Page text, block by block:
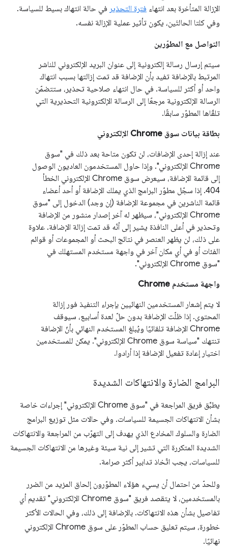
الإزالة المتأخرة بعد انتهاء فترة التحذير في حالة انتهاك بسيط للسياسة.
وفي كلتا الحالتَين، يكون تأثير عملية الإزالة نفسه.
التواصل مع المطوّرين
سيتم إرسال رسالة إلكترونية إلى عنوان البريد الإلكتروني للناشر
المرتبط بالإضافة تفيد بأن الإضافة قد تمت إزالتها بسبب انتهاك
واحد أو أكثر للسياسة. في حال انتهاء صلاحية تحذير، ستتضمّن
الرسالة الإلكترونية مرجعًا إلى الرسالة الإلكترونية التحذيرية التي
تلقّاها المطوّر سابقًا.
بطاقة بيانات سوق Chrome الإلكتروني
عند إزالة إحدى الإضافات، لن تكون متاحة بعد ذلك في "سوق
Chrome الإلكتروني". وإذا حاول المستخدمون العاديون الوصول
إلى قائمة الإضافة، سيعرض سوق Chrome الإلكتروني الخطأ
404. إذا سجّل مطوّر البرامج الذي يملك الإضافة أو أحد أعضاء
قائمة الناشرين في مجموعة الإضافة (إن وجد) الدخول إلى "سوق
Chrome الإلكتروني"، سيظهر له آخر إصدار منشور من الإضافة
وتحذير في أعلى النافذة يشير إلى أنّه قد تمت إزالة الإضافة. علاوة
على ذلك، لن يظهر العنصر في نتائج البحث أو المجموعات أو قوائم
الفئات أو في أي مكان آخر في واجهة مستخدم المستهلك في
"سوق Chrome الإلكتروني".
واجهة مستخدم Chrome
لا يتم إشعار المستخدمين النهائيين بإجراء التنفيذ فور إزالة
المحتوى. إذا ظلّت الإضافة بدون حلّ لعدة أسابيع، سيوقف
Chrome الإضافة تلقائيًا ويُبلغ المستخدم النهائي بأنّ الإضافة
تنتهك "سياسة سوق Chrome الإلكتروني". يمكن للمستخدمين
اختيار إعادة تفعيل الإضافة إذا أرادوا.
البرامج الضارة والانتهاكات الشديدة
يطبِّق فريق المراجعة في "سوق Chrome الإلكتروني" إجراءات خاصة
بشأن الانتهاكات الجسيمة للسياسات. وفي حالات مثل توزيع البرامج
الضارة والسلوك المخادع الذي يهدف إلى التهرّب من المراجعة والانتهاكات
الشديدة المتكررة التي تشير إلى نية سيئة وغيرها من الانتهاكات الجسيمة
للسياسات، يجب اتّخاذ تدابير أكثر صرامة.
وللحدّ من احتمال أن يسيء هؤلاء المطوّرون إلحاق المزيد من الضرر
بالمستخدمين، لا يتقصد فريق "سوق Chrome الإلكتروني" تقديم أي
تفاصيل بشأن هذه الانتهاكات. بالإضافة إلى ذلك، وفي الحالات الأكثر
خطورة، سيتم تعليق حساب المطوّر على سوق Chrome الإلكتروني
نهائيًا.